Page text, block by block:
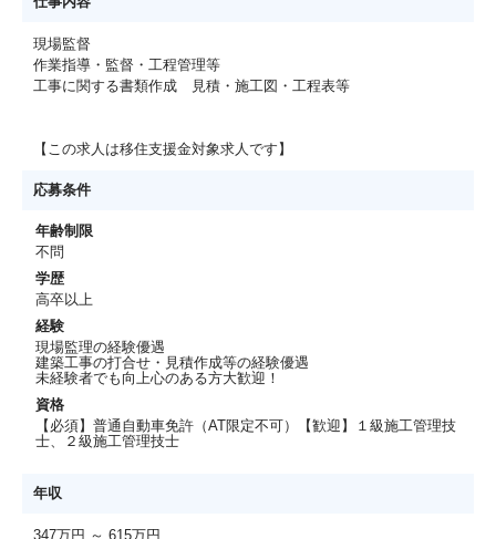
現場監督
作業指導・監督・工程管理等
工事に関する書類作成 見積・施工図・工程表等
【この求人は移住支援金対象求人です】
応募条件
年齢制限
不問
学歴
高卒以上
経験
現場監理の経験優遇
建築工事の打合せ・見積作成等の経験優遇
未経験者でも向上心のある方大歓迎！
資格
【必須】普通自動車免許（AT限定不可）【歓迎】１級施工管理技
士、２級施工管理技士
年収
347万円 ～ 615万円